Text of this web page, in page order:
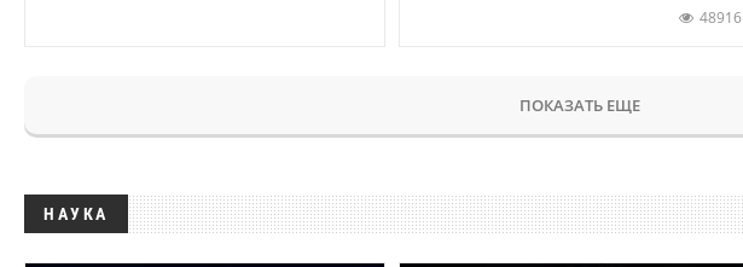
48916
ПОКАЗАТЬ ЕЩЕ
НАУКА